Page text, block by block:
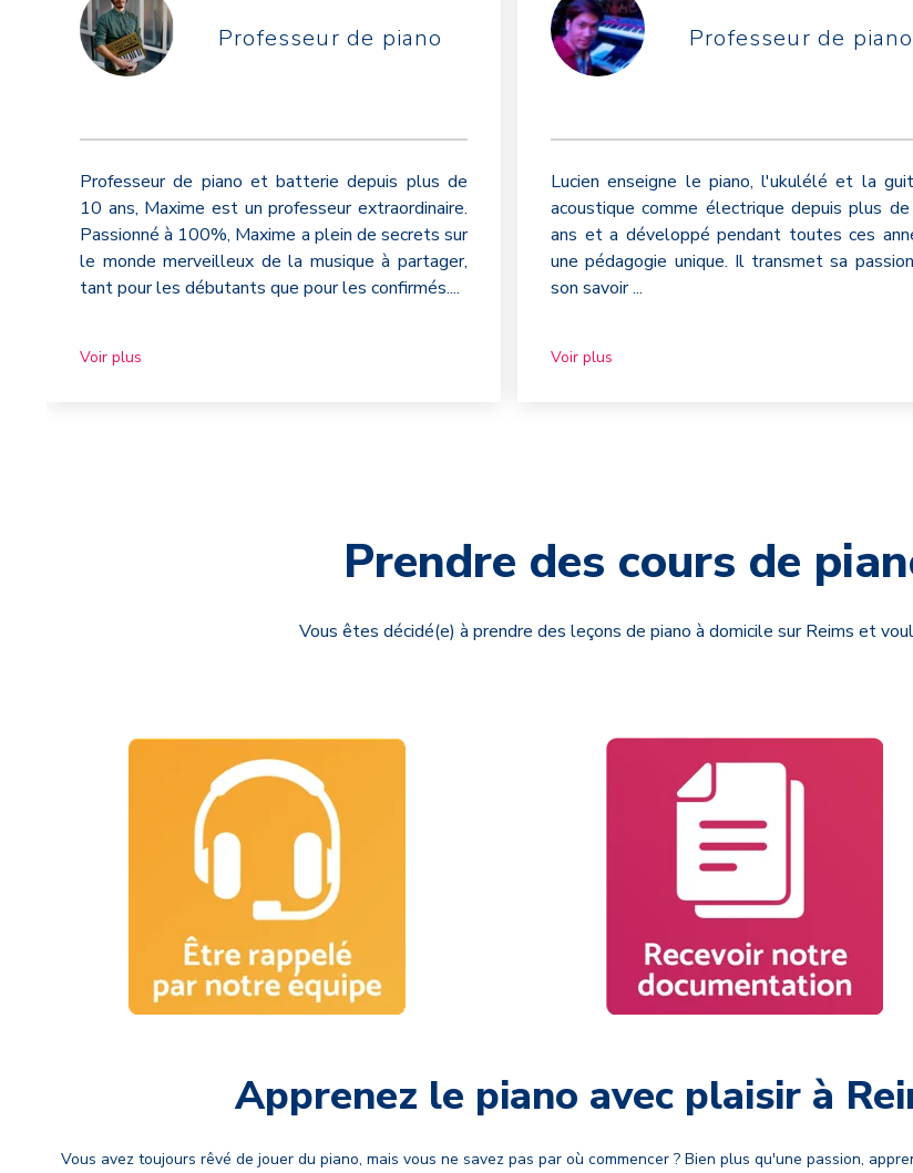
Professeur de piano
Professeur de piano et batterie depuis plus de
10 ans, Maxime est un professeur extraordinaire.
Passionné à 100%, Maxime a plein de secrets sur
le monde merveilleux de la musique à partager,
tant pour les débutants que pour les confirmés....
Voir plus
Professeur de piano
Lucien enseigne le piano, l'ukulélé et la
acoustique comme électrique depuis plus
ans et a développé pendant toutes ces
une pédagogie unique. Il transmet sa
son savoir...
Voir plus
Prendre des cours de
Vous êtes décidé(e) à prendre des leçons de piano à domicile sur Reims et
Apprenez le piano avec plaisir à
Vous avez toujours rêvé de jouer du piano, mais vous ne savez pas par où commencer ? Bien plus qu'une passion,